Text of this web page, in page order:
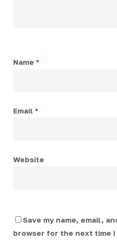
Name *
Email *
Website
Save my name, email,
browser for the next time I